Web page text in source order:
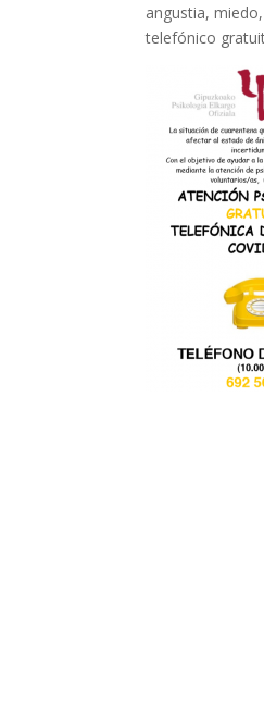
angustia,
telefónico